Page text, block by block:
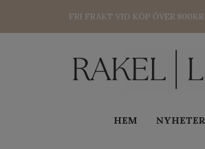
FRI FRAKT VID KÖP ÖVER 800KR
HEM NYHETER